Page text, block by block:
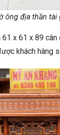
ông địa thần
x 61 x 89 cân
khách hàng